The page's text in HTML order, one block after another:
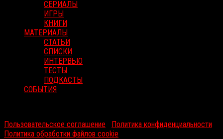
СЕРИАЛЫ
ИГРЫ
КНИГИ
МАТЕРИАЛЫ
СТАТЬИ
СПИСКИ
ИНТЕРВЬЮ
ТЕСТЫ
ПОДКАСТЫ
СОБЫТИЯ
Пользовательское соглашение
Политика конфиденциальности
Политика обработки файлов cookie